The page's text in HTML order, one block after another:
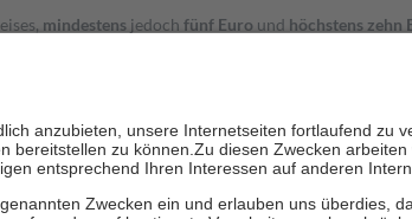
mindestens jedoch fünf Euro und höchstens zehn
Stellung der Familie zu unterstützen, fallen